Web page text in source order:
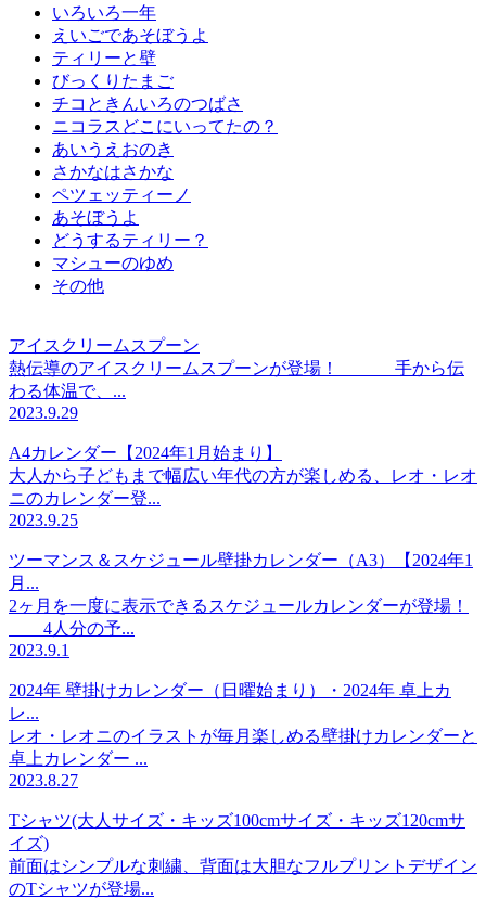
いろいろ一年
えいごであそぼうよ
ティリーと壁
びっくりたまご
チコときんいろのつばさ
ニコラスどこにいってたの？
あいうえおのき
さかなはさかな
ペツェッティーノ
あそぼうよ
どうするティリー？
マシューのゆめ
その他
アイスクリームスプーン
熱伝導のアイスクリームスプーンが登場！ 手から伝
わる体温で、...
2023.9.29
A4カレンダー【2024年1月始まり】
大人から子どもまで幅広い年代の方が楽しめる、レオ・レオ
ニのカレンダー登...
2023.9.25
ツーマンス＆スケジュール壁掛カレンダー（A3）【2024年1
月...
2ヶ月を一度に表示できるスケジュールカレンダーが登場！
4人分の予...
2023.9.1
2024年 壁掛けカレンダー（日曜始まり）・2024年 卓上カ
レ...
レオ・レオニのイラストが毎月楽しめる壁掛けカレンダーと
卓上カレンダー ...
2023.8.27
Tシャツ(大人サイズ・キッズ100cmサイズ・キッズ120cmサ
イズ)
前面はシンプルな刺繍、背面は大胆なフルプリントデザイン
のTシャツが登場...